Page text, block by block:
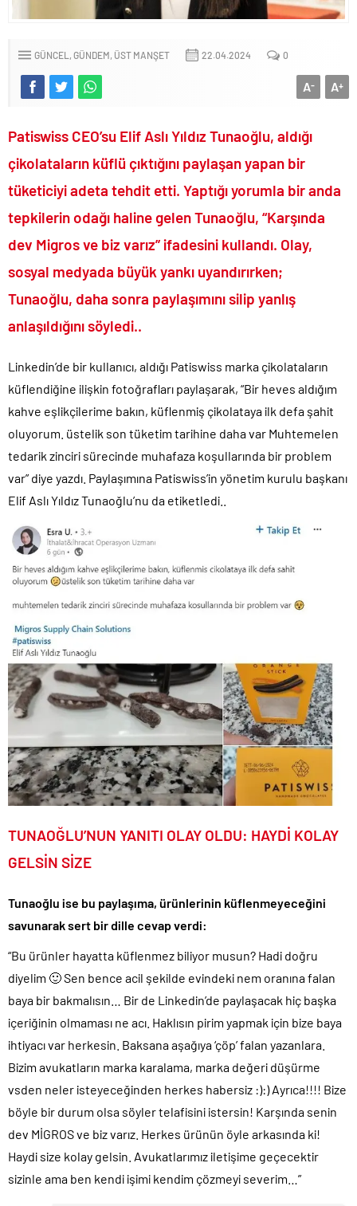
Terörsüz Türkiye hedefinde yasal süreç başlıyor..
Başkanın skandal yazışmaları!.
6.37 TL’lik indirimini ÖTV kazığı ile iptal edip 1 liraya düşürdüler!.
Fenerbahçe Konyaspor maçında F-16 ile gövde gösterisi yapan
paşa emekliye sevk edildi!.
Türkiye’nin ilk kadın hava kuvvetleri paşası hayırlı olsun..
CHP’li Erdal Beşikçioğlu’nun uyuşturucu testi pozitif çıktı!.
Bay Kemal gibi şimdiden “İktidar Olamazsam İstifa Ederim” gazları
ABD’de de 25 eyalet Trump yönetimine karşı dava açtı!.
Brent petrol çakıldı!.
Rüşvet ve yolsuzluktan tutuklanan CHP’li Erdal Beşikçioğlu
İngilizler 12. adamları Özgür Özel’i hazırlama telâşına düştü!.
Uğur Mumcu dosyası 33 yıl sonra yeniden açılıyor..
CHP Lideri Kılıçdaoğlu’ndan Terörsüz Türkiye sürecine destek
açıklaması..
Denize döktüğümüz(!) Yunanların ekonomisini şaha kaldırdık!.
TÜİK sipariş enflasyon oranlarını açıkladı!.
TÜİK kira zam oranını yüzde 31 olarak açıkladı..
18 yaş altı çocuklara müebbet hapis cezası resmen onaylandı!.
GÜNCEL GÜNDEM ÜST MANŞET 22.04.2024 0
A+
A-
Patiswiss CEO’su Elif Aslı Yıldız Tunaoğlu, aldığı
çikolataların küflü çıktığını paylaşan yapan bir
tüketiciyi adeta tehdit etti. Yaptığı yorumla bir anda
tepkilerin odağı haline gelen Tunaoğlu, “Karşında
dev Migros ve biz varız” ifadesini kullandı. Olay,
sosyal medyada büyük yankı uyandırırken;
Tunaoğlu, daha sonra paylaşımını silip yanlış
anlaşıldığını söyledi..
Linkedin’de bir kullanıcı, aldığı Patiswiss marka çikolataların
küflendiğine ilişkin fotoğrafları paylaşarak, “Bir heves aldığım
kahve eşlikçilerime bakın, küflenmiş çikolataya ilk defa şahit
oluyorum. üstelik son tüketim tarihine daha var Muhtemelen
tedarik zinciri sürecinde muhafaza koşullarında bir problem
var” diye yazdı. Paylaşımına Patiswiss’in yönetim kurulu başkanı
Elif Aslı Yıldız Tunaoğlu’nu da etiketledi..
TUNAOĞLU’NUN YANITI OLAY OLDU: HAYDİ KOLAY
GELSİN SİZE
Tunaoğlu ise bu paylaşıma, ürünlerinin küflenmeyeceğini
savunarak sert bir dille cevap verdi:
“Bu ürünler hayatta küflenmez biliyor musun? Hadi doğru
diyelim 🙂 Sen bence acil şekilde evindeki nem oranına falan
baya bir bakmalısın… Bir de Linkedin’de paylaşacak hiç başka
içeriğinin olmaması ne acı. Haklısın pirim yapmak için bize baya
ihtiyacı var herkesin. Baksana aşağıya ‘çöp’ falan yazanlara.
Bizim avukatların marka karalama, marka değeri düşürme
vsden neler isteyeceğinden herkes habersiz :):) Ayrıca!!!! Bize
böyle bir durum olsa söyler telafisini istersin! Karşında senin
dev MİGROS ve biz varız. Herkes ürünün öyle arkasında ki!
Haydi size kolay gelsin. Avukatlarımız iletişime geçecektir
sizinle ama ben kendi işimi kendim çözmeyi severim…”